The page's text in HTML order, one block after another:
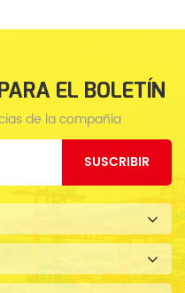
EL BOLETÍN
de la compañía
SUSCRIBIR